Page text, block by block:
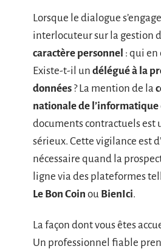
Lorsque le dialogue
interlocuteur sur la gestion
caractère personnel : qui en
Existe-t-il un délégué à la
données ? La mention de la
nationale de l’informatique
documents contractuels est
sérieux. Cette vigilance est
nécessaire quand la
ligne via des plateformes
Le Bon Coin ou BienIci.
La façon dont vous êtes
Un professionnel fiable